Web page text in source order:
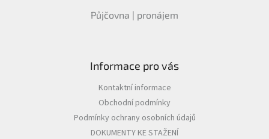
Půjčovna | pronájem
Informace pro vás
Kontaktní informace
Obchodní podmínky
Podmínky ochrany osobních údajů
DOKUMENTY KE STAŽENÍ